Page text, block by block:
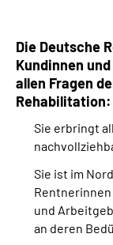
Über uns
Online-Services
Inhalte in
Leichte
Suche
Die Deutsche
Kundinnen
allen Fragen
Rehabilitation:
Sie erbringt
Sie ist im
und
an deren